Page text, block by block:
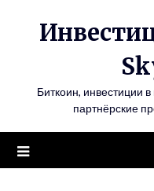
Биткоин, инвестиции
партнёрские